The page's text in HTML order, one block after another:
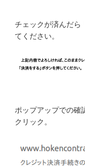
チェックが済んだら
てください。
ポップアップでの確
クリック。